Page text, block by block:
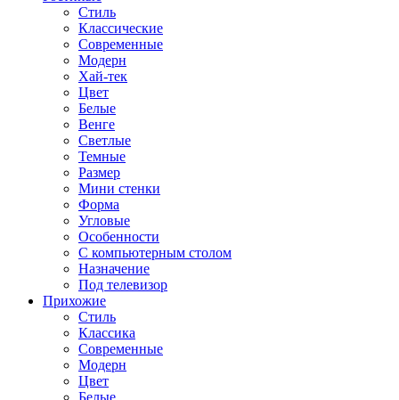
Стиль
Классические
Современные
Модерн
Хай-тек
Цвет
Белые
Венге
Светлые
Темные
Размер
Мини стенки
Форма
Угловые
Особенности
С компьютерным столом
Назначение
Под телевизор
Прихожие
Стиль
Классика
Современные
Модерн
Цвет
Белые